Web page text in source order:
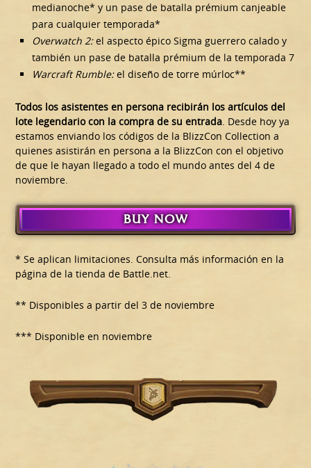
medianoche* y un pase de batalla prémium canjeable
para cualquier temporada*
Overwatch 2:el aspecto épico Sigma guerrero calado y
también un pase de batalla prémium de la temporada 7
Warcraft Rumble:el diseño de torre múrloc**
Todos los asistentes en persona recibirán los artículos del
lote legendario con la compra de su entrada . Desde hoy ya
estamos enviando los códigos de la BlizzCon Collection a
quienes asistirán en persona a la BlizzCon con el objetivo
de que le hayan llegado a todo el mundo antes del 4 de
noviembre.
BUY NOW
* Se aplican limitaciones. Consulta más información en la
página de la tienda de Battle.net.
** Disponibles a partir del 3 de noviembre
*** Disponible en noviembre